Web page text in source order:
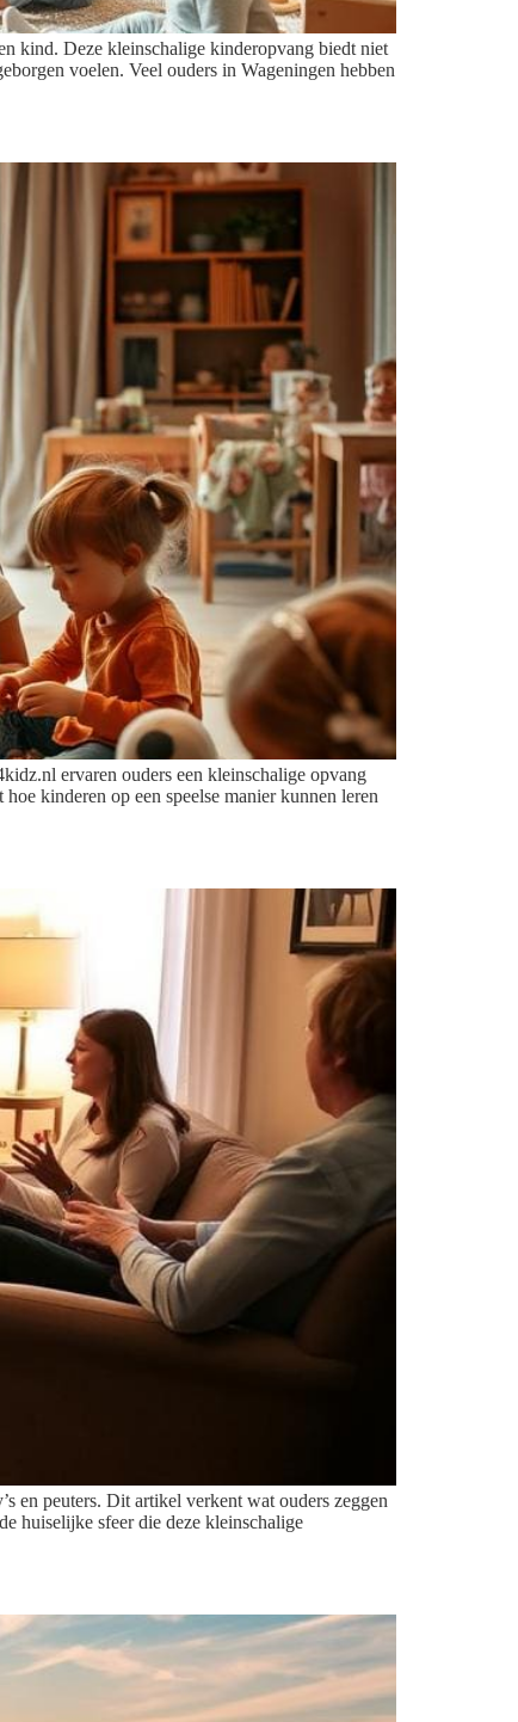
kind. Deze kleinschalige kinderopvang biedt niet
voelen. Veel ouders in Wageningen hebben
ervaren ouders een kleinschalige opvang
kinderen op een speelse manier kunnen leren
en peuters. Dit artikel verkent wat ouders zeggen
huiselijke sfeer die deze kleinschalige